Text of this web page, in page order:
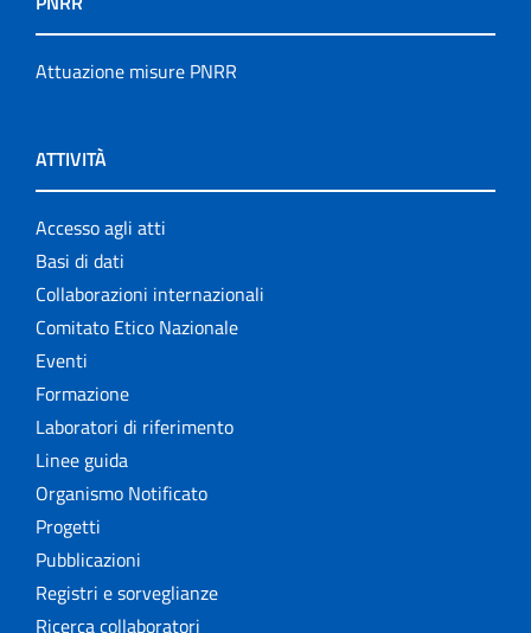
Attuazione misure PNRR
ATTIVITÀ
Accesso agli atti
Basi di dati
Collaborazioni internazionali
Comitato Etico Nazionale
Eventi
Formazione
Laboratori di riferimento
Linee guida
Organismo Notificato
Progetti
Pubblicazioni
Registri e sorveglianze
Ricerca collaboratori